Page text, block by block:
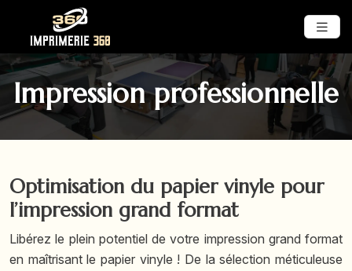
Impression professionnelle
Optimisation du papier vinyle pour
l’impression grand format
Libérez le plein potentiel de votre impression grand format
en maîtrisant le papier vinyle ! De la sélection méticuleuse